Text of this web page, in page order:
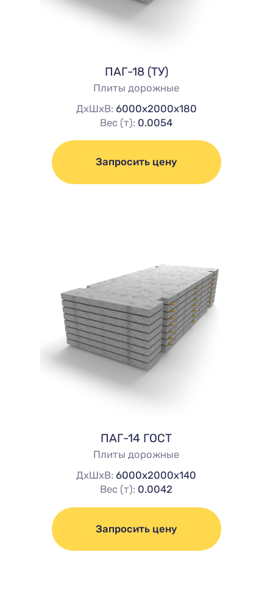
ПАГ-18 (ТУ)
Плиты дорожные
ДхШхВ: 6000х2000х180
Вес (т): 0.0054
Запросить цену
ПАГ-14 ГОСТ
Плиты дорожные
ДхШхВ:6000х2000х140
Вес (т): 0.0042
Запросить цену